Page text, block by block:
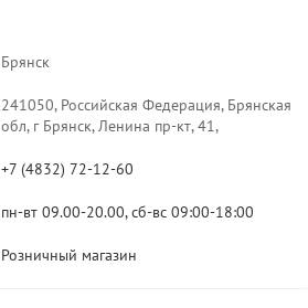
Брянск
241050, Российская Федерация, Брянская
обл, г Брянск, Ленина пр-кт, 41,
+7 (4832) 72-12-60
пн-вт 09.00-20.00, сб-вс 09:00-18:00
Розничный магазин